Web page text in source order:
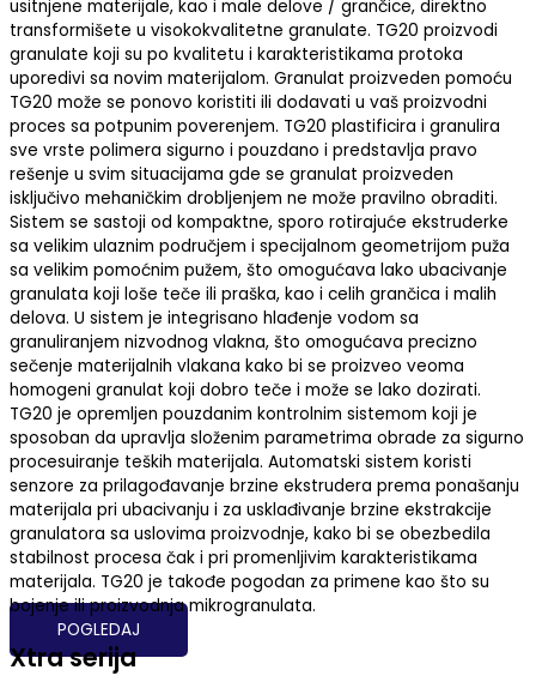
usitnjene materijale, kao i male delove / grančice, direktno
transformišete u visokokvalitetne granulate. TG20 proizvodi
granulate koji su po kvalitetu i karakteristikama protoka
uporedivi sa novim materijalom. Granulat proizveden pomoću
TG20 može se ponovo koristiti ili dodavati u vaš proizvodni
proces sa potpunim poverenjem. TG20 plastificira i granulira
sve vrste polimera sigurno i pouzdano i predstavlja pravo
rešenje u svim situacijama gde se granulat proizveden
isključivo mehaničkim drobljenjem ne može pravilno obraditi.
Sistem se sastoji od kompaktne, sporo rotirajuće ekstruderke
sa velikim ulaznim područjem i specijalnom geometrijom puža
sa velikim pomoćnim pužem, što omogućava lako ubacivanje
granulata koji loše teče ili praška, kao i celih grančica i malih
delova. U sistem je integrisano hlađenje vodom sa
granuliranjem nizvodnog vlakna, što omogućava precizno
sečenje materijalnih vlakana kako bi se proizveo veoma
homogeni granulat koji dobro teče i može se lako dozirati.
TG20 je opremljen pouzdanim kontrolnim sistemom koji je
sposoban da upravlja složenim parametrima obrade za sigurno
procesuiranje teških materijala. Automatski sistem koristi
senzore za prilagođavanje brzine ekstrudera prema ponašanju
materijala pri ubacivanju i za usklađivanje brzine ekstrakcije
granulatora sa uslovima proizvodnje, kako bi se obezbedila
stabilnost procesa čak i pri promenljivim karakteristikama
materijala. TG20 je takođe pogodan za primene kao što su
bojenje ili proizvodnja mikrogranulata.
POGLEDAJ
Xtra serija